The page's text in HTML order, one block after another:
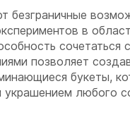
безграничные
в
сочетаться с
позволяет
букеты,
украшением любого